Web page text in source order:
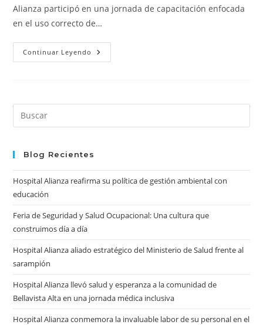
Alianza participó en una jornada de capacitación enfocada
en el uso correcto de…
Continuar Leyendo Hospital
Alianza
De
Blog Recientes
Hospital Alianza reafirma su política de gestión ambiental con
educación
Feria de Seguridad y Salud Ocupacional: Una cultura que
construimos día a día
Hospital Alianza aliado estratégico del Ministerio de Salud frente al
sarampión
Hospital Alianza llevó salud y esperanza a la comunidad de
Bellavista Alta en una jornada médica inclusiva
Hospital Alianza conmemora la invaluable labor de su personal en el